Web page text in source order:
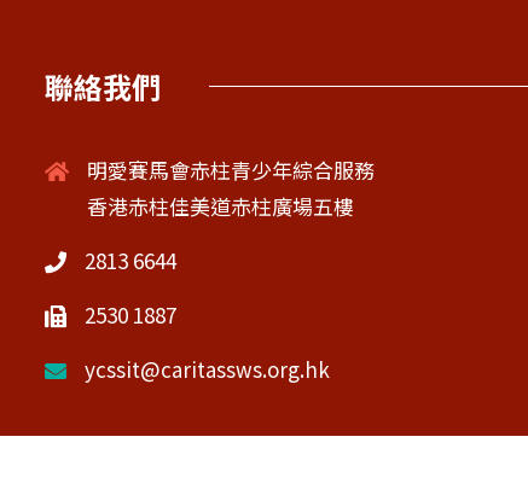
聯絡我們
明愛賽馬會赤柱青少年綜合服務
香港赤柱佳美道赤柱廣場五樓
2813 6644
2530 1887
ycssit@caritassws.org.hk